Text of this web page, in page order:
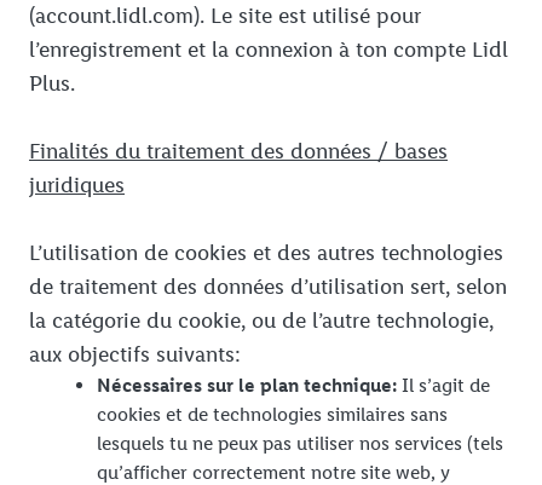
(account.lidl.com). Le site est utilisé pour
l’enregistrement et la connexion à ton compte Lidl
Plus.
Finalités du traitement des données / bases
juridiques
L’utilisation de cookies et des autres technologies
de traitement des données d’utilisation sert, selon
la catégorie du cookie, ou de l’autre technologie,
aux objectifs suivants:
Nécessaires sur le plan technique: Il s’agit de
cookies et de technologies similaires sans
lesquels tu ne peux pas utiliser nos services (tels
qu’afficher correctement notre site web, y